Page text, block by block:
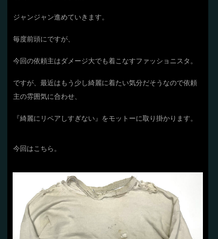
ジャンジャン進めていきます。
毎度前頭にですが、
今回の依頼主はダメージ大でも着こなすファッショニスタ。
ですが、最近はもう少し綺麗に着たい気分だそうなので依頼
主の雰囲気に合わせ、
『綺麗にリペアしすぎない』をモットーに取り掛かります。
今回はこちら。